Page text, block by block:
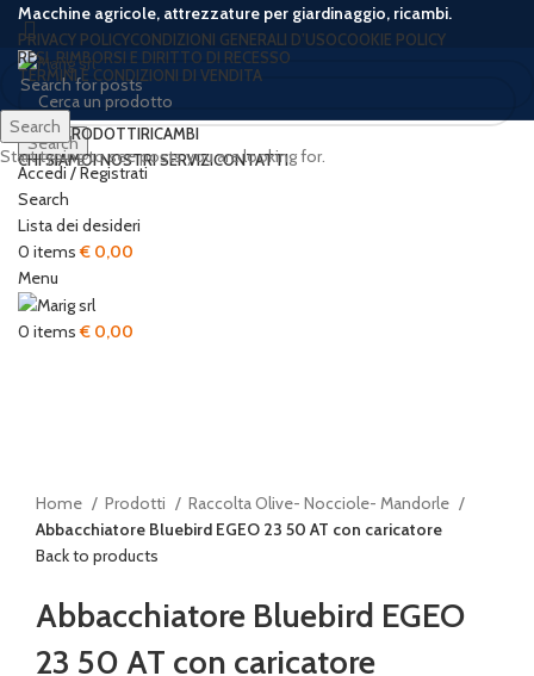
Macchine agricole, attrezzature per giardinaggio, ricambi.
PRIVACY POLICYCONDIZIONI GENERALI D’USOCOOKIE POLICY
RESI, RIMBORSI E DIRITTO DI RECESSO
TERMINI E CONDIZIONI DI VENDITA
Search
Accedi / Registrati
Search
Lista dei desideri
0 items € 0,00
Menu
0 items € 0,00
HOME PRODOTTIRICAMBI
CHI SIAMOI NOSTRI SERVIZICONTATTI
-42%
Click to enlarge
Home Prodotti
Raccolta Olive- Nocciole- Mandorle
Abbacchiatore Bluebird EGEO 23 50 AT con caricatore
Back to products
Abbacchiatore Bluebird EGEO
23 50 AT con caricatore
Search
Start typing to see posts you are looking for.